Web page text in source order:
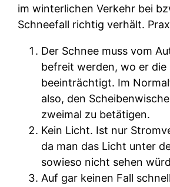
im winterlichen Verkehr bei
Schneefall richtig verhält.
Der Schnee muss vom
befreit werden, wo er die
beeinträchtigt. Im
also, den
zweimal zu betätigen.
Kein Licht. Ist nur
da man das Licht unter
sowieso nicht sehen
Auf gar keinen Fall